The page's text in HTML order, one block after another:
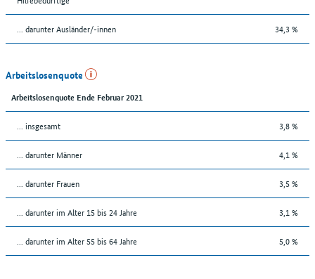
... darunter Ausländer/-innen 34,3 %
Arbeitslosenquote
Arbeitslosenquote Ende Februar 2021
... insgesamt 3,8 %
... darunter Männer 4,1 %
... darunter Frauen 3,5 %
... darunter im Alter 15 bis 24 Jahre 3,1 %
... darunter im Alter 55 bis 64 Jahre 5,0 %